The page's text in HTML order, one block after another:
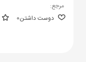
مرجع:
دوست داشتن0